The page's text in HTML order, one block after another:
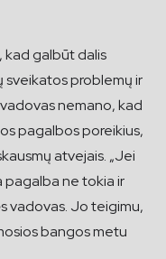
kad galbūt dalis
sveikatos problemų ir
nemano, kad
pagalbos poreikius,
atvejais. „Jei
pagalba ne tokia ir
vadovas. Jo teigimu,
bangos metu